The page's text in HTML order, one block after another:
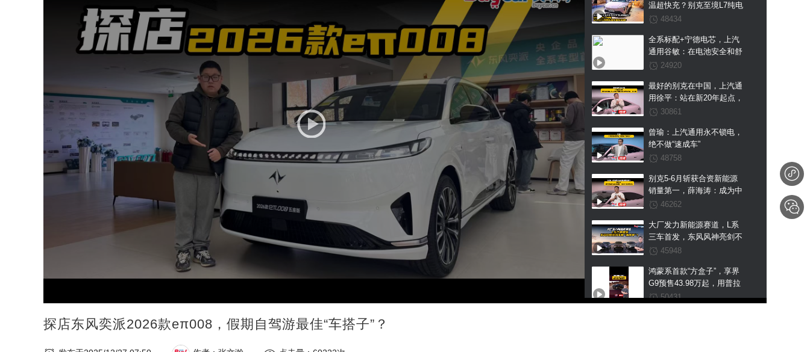
温超快充？别克至境L7纯电
这波国补预售权益价直接杀
48434
全系标配+宁德电芯，上汽
通用谷敏：在电池安全和舒
适上我们不搞区别
24920
最好的别克在中国，上汽通
用徐平：站在新20年起点，
至境L7纯电是我们交出的第
30861
曾瑜：上汽通用永不锁电，
绝不做“速成车”
48758
别克5-6月斩获合资新能源
销量第一，薛海涛：成为中
国市场新能源第一是我们未
46262
大厂发力新能源赛道，L系
三车首发，东风风神亮剑不
做“速成车”！
45948
鸿蒙系首款“方盒子”，享界
G9预售43.98万起，用普拉
多的价格硬刚卫士？
50431
探店东风奕派2026款eπ008，假期自驾游最佳“车搭子”？